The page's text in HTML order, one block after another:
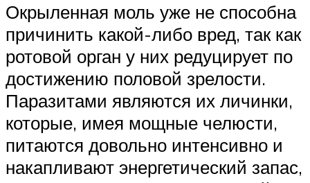
Окрыленная моль уже не способна
причинить какой-либо вред, так как
ротовой орган у них редуцирует по
достижению половой зрелости.
Паразитами являются их личинки,
которые, имея мощные челюсти,
питаются довольно интенсивно и
накапливают энергетический запас,